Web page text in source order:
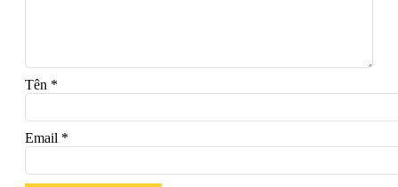
Tên *
Email *